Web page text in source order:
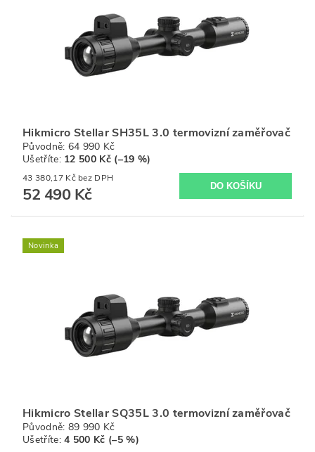
Hikmicro Stellar SH35L 3.0 termovizní zaměřovač
Původně: 64 990 Kč
Ušetříte: 12 500 Kč (–19 %)
43 380,17 Kč bez DPH
52 490 Kč
Novinka
Hikmicro Stellar SQ35L 3.0 termovizní zaměřovač
Původně: 89 990 Kč
Ušetříte:4 500 Kč (–5 %)